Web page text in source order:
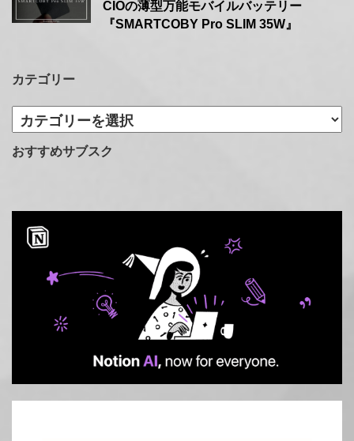
CIOの薄型万能モバイルバッテリー
『SMARTCOBY Pro SLIM 35W』
カテゴリー
カ
テ
ゴ
おすすめサブスク